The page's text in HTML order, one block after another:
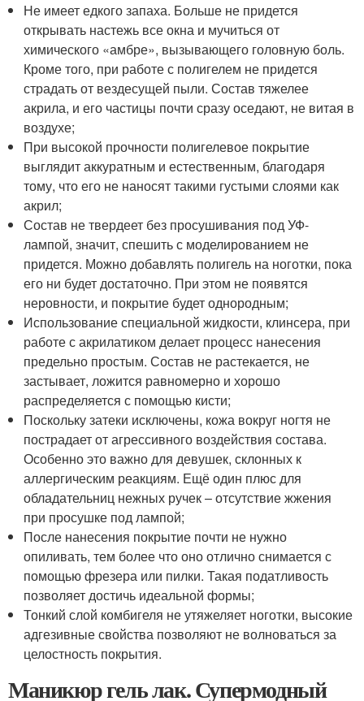
Не имеет едкого запаха. Больше не придется
открывать настежь все окна и мучиться от
химического «амбре», вызывающего головную боль.
Кроме того, при работе с полигелем не придется
страдать от вездесущей пыли. Состав тяжелее
акрила, и его частицы почти сразу оседают, не витая в
воздухе;
При высокой прочности полигелевое покрытие
выглядит аккуратным и естественным, благодаря
тому, что его не наносят такими густыми слоями как
акрил;
Состав не твердеет без просушивания под УФ-
лампой, значит, спешить с моделированием не
придется. Можно добавлять полигель на ноготки, пока
его ни будет достаточно. При этом не появятся
неровности, и покрытие будет однородным;
Использование специальной жидкости, клинсера, при
работе с акрилатиком делает процесс нанесения
предельно простым. Состав не растекается, не
застывает, ложится равномерно и хорошо
распределяется с помощью кисти;
Поскольку затеки исключены, кожа вокруг ногтя не
пострадает от агрессивного воздействия состава.
Особенно это важно для девушек, склонных к
аллергическим реакциям. Ещё один плюс для
обладательниц нежных ручек – отсутствие жжения
при просушке под лампой;
После нанесения покрытие почти не нужно
опиливать, тем более что оно отлично снимается с
помощью фрезера или пилки. Такая податливость
позволяет достичь идеальной формы;
Тонкий слой комбигеля не утяжеляет ноготки, высокие
адгезивные свойства позволяют не волноваться за
целостность покрытия.
Маникюр гель лак. Супермодный